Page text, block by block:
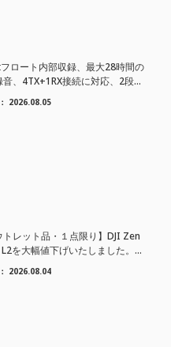
ロート内部収録、最大28時間の
音、4TX+1RX接続に対応、2段階
キャンセリング搭載｜コンパク
レスマイク DJI Mic Mini 2S 登場
2026.08.05
トレット品・１点限り】DJI Zen
を大幅値下げいたしました。｜
STORE
2026.08.04